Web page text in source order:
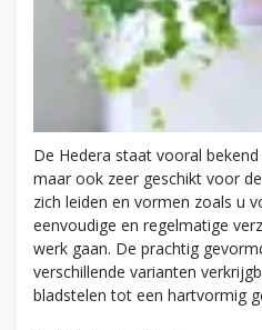
De Hedera staat vooral
maar ook zeer geschikt voor
zich leiden en vormen zoals u
eenvoudige en regelmatige
werk gaan. De prachtig
verschillende varianten
bladstelen tot een hartvormig